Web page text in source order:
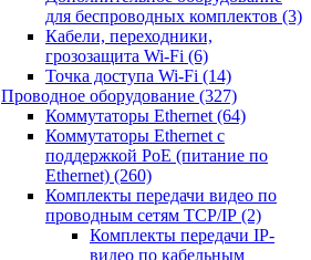
для беспроводных комплектов (3)
Кабели, переходники,
грозозащита Wi-Fi (6)
Точка доступа Wi-Fi (14)
Проводное оборудование (327)
Коммутаторы Ethernet (64)
Коммутаторы Ethernet с
поддержкой PoE (питание по
Ethernet) (260)
Комплекты передачи видео по
проводным сетям TCP/IP (2)
Комплекты передачи IP-
видео по кабельным